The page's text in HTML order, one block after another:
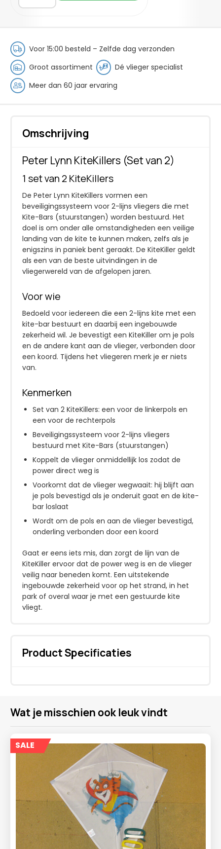
KiteKillers
2)
aantalVoor 15:00 besteld – Zelfde dag verzonden
Groot assortiment
Dé vlieger specialist
Meer dan 60 jaar ervaring
Omschrijving
Peter Lynn KiteKillers (Set van 2)
1 set van 2 KiteKillers
De Peter Lynn KiteKillers vormen een
beveiligingssysteem voor 2-lijns vliegers die met
Kite-Bars (stuurstangen) worden bestuurd. Het
doel is om onder alle omstandigheden een veilige
landing van de kite te kunnen maken, zelfs als je
enigszins in paniek bent geraakt. De KiteKiller geldt
als een van de beste uitvindingen in de
vliegerwereld van de afgelopen jaren.
Voor wie
Bedoeld voor iedereen die een 2-lijns kite met een
kite-bar bestuurt en daarbij een ingebouwde
zekerheid wil. Je bevestigt een KiteKiller om je pols
en de andere kant aan de vlieger, verbonden door
een koord. Tijdens het vliegeren merk je er niets
van.
Kenmerken
Set van 2 KiteKillers: een voor de linkerpols en
een voor de rechterpols
Beveiligingssysteem voor 2-lijns vliegers
bestuurd met Kite-Bars (stuurstangen)
Koppelt de vlieger onmiddellijk los zodat de
power direct weg is
Voorkomt dat de vlieger wegwaait: hij blijft aan
je pols bevestigd als je onderuit gaat en de kite-
bar loslaat
Wordt om de pols en aan de vlieger bevestigd,
onderling verbonden door een koord
Gaat er eens iets mis, dan zorgt de lijn van de
KiteKiller ervoor dat de power weg is en de vlieger
veilig naar beneden komt. Een uitstekende
ingebouwde zekerheid voor op het strand, in het
park of overal waar je met een gestuurde kite
vliegt.
Product Specificaties
Wat je misschien ook leuk vindt
SALE